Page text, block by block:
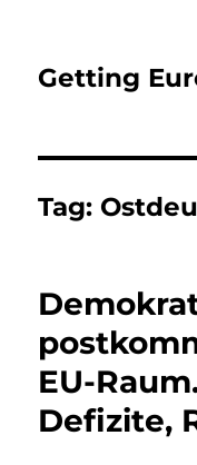
Getting
Tag:
EU-
Defizite,